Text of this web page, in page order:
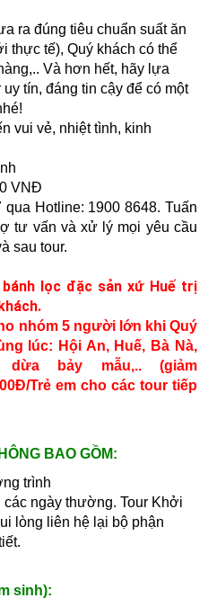
ra đúng tiêu chuẩn suất ăn
thực tế), Quý khách có thể
Và hơn hết, hãy lựa
tín, đáng tin cậy để có một
vui vẻ, nhiệt tình, kinh
VNĐ
Hotline: 1900 8648. Tuấn
tư vấn và xử lý mọi yêu cầu
sau tour.
bánh lọc đặc sản xứ Huế trị
nhóm 5 người lớn khi Quý
lúc: Hội An, Huế, Bà Nà,
bảy mẫu,.. (giảm
Trẻ em cho các tour tiếp
BAO GỒM:
trình​
ngày thường. Tour Khởi
lòng liên hệ lại bộ phận
sinh):